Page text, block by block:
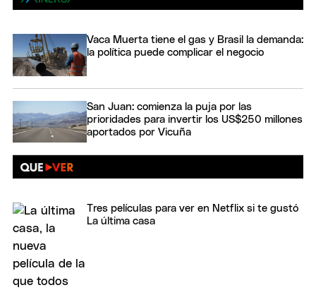
Vaca Muerta tiene el gas y Brasil la demanda:
la política puede complicar el negocio
San Juan: comienza la puja por las
prioridades para invertir los US$250 millones
aportados por Vicuña
Tres películas para ver en Netflix si te gustó
La última casa